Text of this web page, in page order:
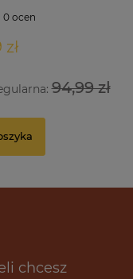
0 ocen
94,99 zł
chcesz